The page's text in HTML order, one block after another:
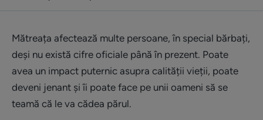
Mătreața afectează multe persoane, în special bărbați,
deși nu există cifre oficiale până în prezent. Poate
avea un impact puternic asupra calității vieții, poate
deveni jenant și îi poate face pe unii oameni să se
teamă că le va cădea părul.